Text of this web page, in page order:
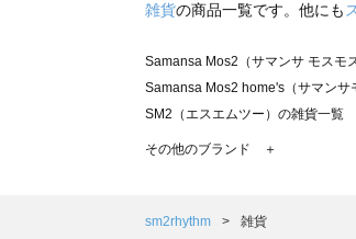
雑貨の商品一覧です。他にも
Samansa Mos2（サマンサ モスモ
Samansa Mos2 home's（サマン
SM2（エスエムツー）の雑貨一覧
TSUHARU by Samansa Mos2（ツ
Samansa Mos2 Lagom（サマンサ
その他のブランド ＋
sm2rhythm 雑貨